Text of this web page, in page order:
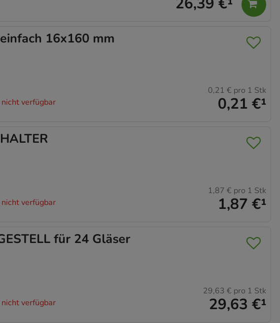
16x160 mm
verfügbar 0,21 €¹
0,21 € pro 1 Stk
verfügbar 1,87 €¹
1,87 € pro 1 Stk
für 24 Gläser
verfügbar 29,63 €¹
29,63 € pro 1 Stk